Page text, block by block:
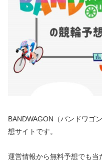
BANDWAGON（バンドワゴ
想サイトです。
運営情報から無料予想でも